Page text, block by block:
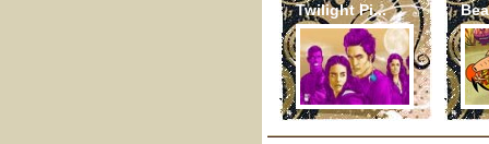
Twilight Pi...